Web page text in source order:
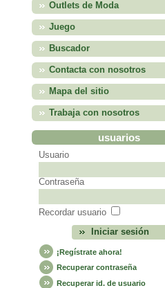
Outlets de Moda
Juego
Buscador
Contacta con nosotros
Mapa del sitio
Trabaja con nosotros
usuarios
Usuario
Contraseña
Recordar usuario
¡Regístrate ahora!
Recuperar contraseña
Recuperar id. de usuario